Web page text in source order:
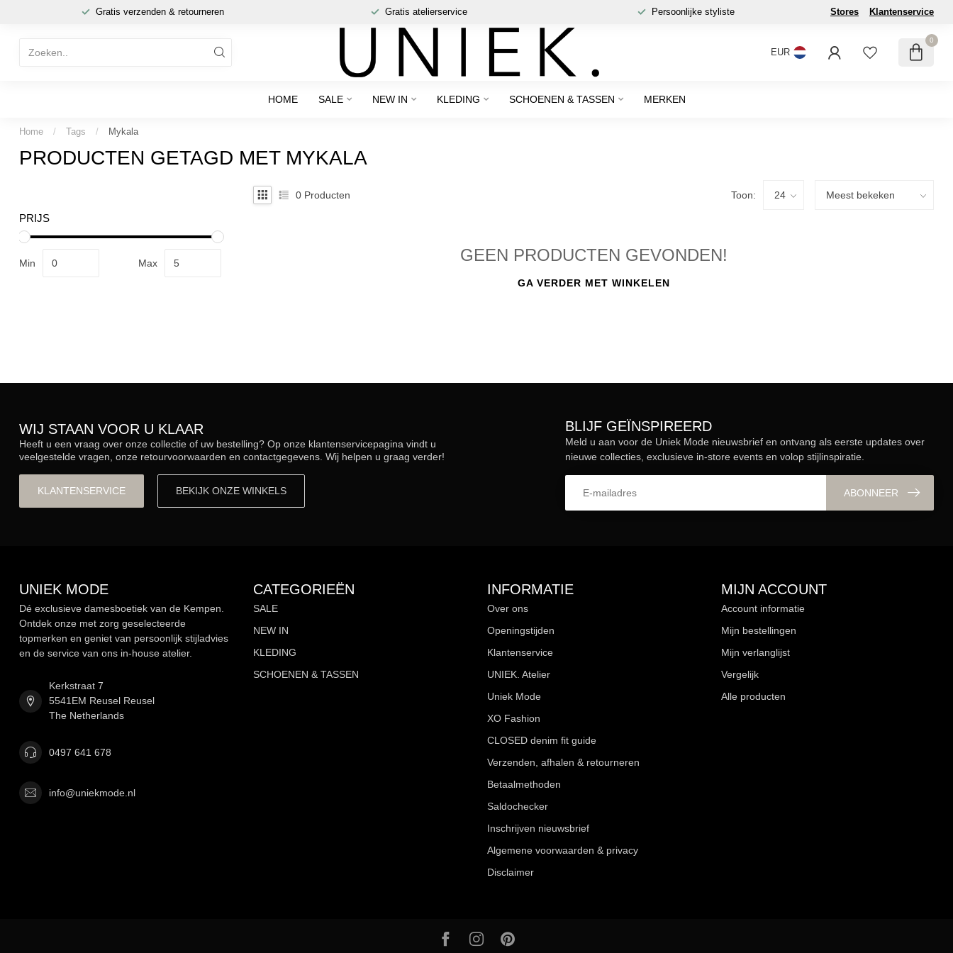
Gratis verzenden & retourneren Gratis atelierservice Persoonlijke styliste Stores Klantenservice
EUR
0
HOME SALE NEW IN KLEDING SCHOENEN & TASSEN MERKEN
Home / Tags / Mykala
PRODUCTEN GETAGD MET MYKALA
PRIJS
Min Max
0 Producten Toon:
GEEN PRODUCTEN GEVONDEN!
GA VERDER MET WINKELEN
WIJ STAAN VOOR U KLAAR
Heeft u een vraag over onze collectie of uw bestelling? Op onze klantenservicepagina vindt u
veelgestelde vragen, onze retourvoorwaarden en contactgegevens. Wij helpen u graag verder!
KLANTENSERVICE BEKIJK ONZE WINKELS
BLIJF GEÏNSPIREERD
Meld u aan voor de Uniek Mode nieuwsbrief en ontvang als eerste updates over
nieuwe collecties, exclusieve in-store events en volop stijlinspiratie.
ABONNEER
UNIEK MODE
Dé exclusieve damesboetiek van de Kempen.
Ontdek onze met zorg geselecteerde
topmerken en geniet van persoonlijk stijladvies
en de service van ons in-house atelier.
Kerkstraat 7
5541EM Reusel Reusel
The Netherlands
0497 641 678
info@uniekmode.nl
CATEGORIEËN
SALE
NEW IN
KLEDING
SCHOENEN & TASSEN
INFORMATIE
Over ons
Openingstijden
Klantenservice
UNIEK. Atelier
Uniek Mode
XO Fashion
CLOSED denim fit guide
Verzenden, afhalen & retourneren
Betaalmethoden
Saldochecker
Inschrijven nieuwsbrief
Algemene voorwaarden & privacy
Disclaimer
MIJN ACCOUNT
Account informatie
Mijn bestellingen
Mijn verlanglijst
Vergelijk
Alle producten